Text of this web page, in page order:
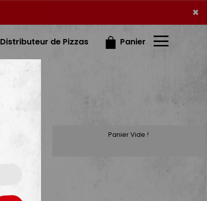
×
Distributeur de Pizzas Panier
×
Panier Vide !